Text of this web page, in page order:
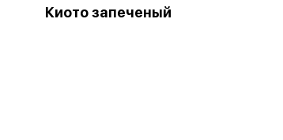
Киото запеченый